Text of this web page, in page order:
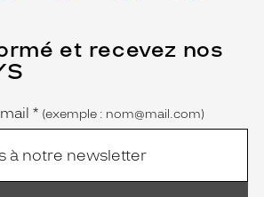
et recevez nos
* (exemple : nom@mail.com)